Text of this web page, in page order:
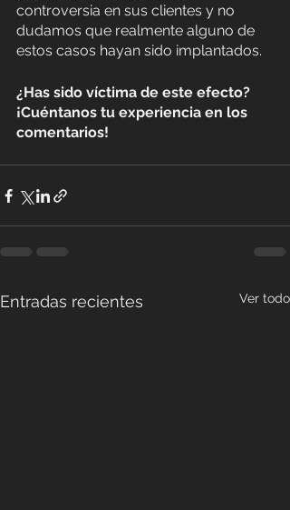
controversia en sus clientes y no
dudamos que realmente alguno de
estos casos hayan sido implantados.
¿Has sido víctima de este efecto?
¡Cuéntanos tu experiencia en los
comentarios!
Entradas recientes Ver todo